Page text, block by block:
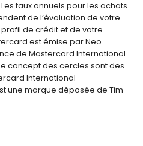
taux annuels pour les achats
de l’évaluation de votre
de crédit et de votre
est émise par Neo
de Mastercard International
concept des cercles sont des
International
une marque déposée de Tim